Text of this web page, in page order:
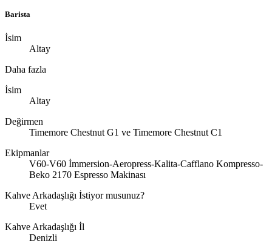
Barista
İsim
Altay
Daha fazla
İsim
Altay
Değirmen
Timemore Chestnut G1 ve Timemore Chestnut C1
Ekipmanlar
V60-V60 İmmersion-Aeropress-Kalita-Cafflano Kompresso-
Beko 2170 Espresso Makinası
Kahve Arkadaşlığı İstiyor musunuz?
Evet
Kahve Arkadaşlığı İl
Denizli